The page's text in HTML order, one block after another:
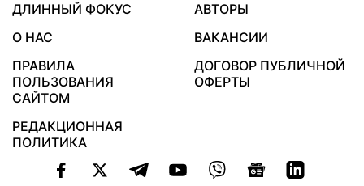
ДЛИННЫЙ ФОКУС
АВТОРЫ
О НАС
ВАКАНСИИ
ПРАВИЛА
ПОЛЬЗОВАНИЯ
САЙТОМ
ДОГОВОР ПУБЛИЧНОЙ
ОФЕРТЫ
РЕДАКЦИОННАЯ
ПОЛИТИКА